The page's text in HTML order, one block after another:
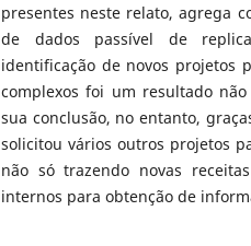
presentes neste relato, agrega
de dados passível de
identificação de novos projetos
complexos foi um resultado
sua conclusão, no entanto,
solicitou vários outros projetos
não só trazendo novas
internos para obtenção de